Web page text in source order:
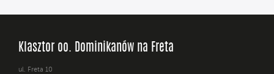
Klasztor oo. Dominikanów na Freta
ul. Freta 10